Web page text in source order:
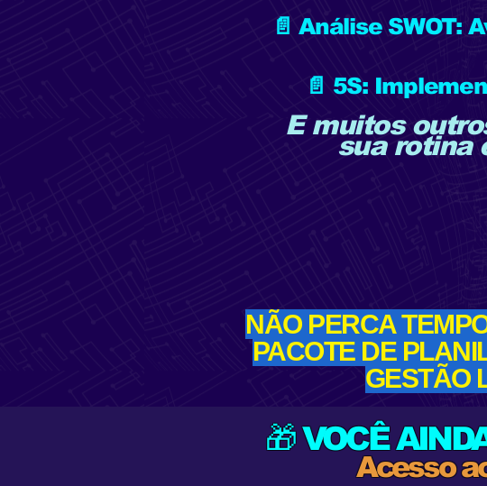
📄 Análise SWOT:
📄 5S:
E muitos
sua rotina
NÃO PERCA
PACOTE DE
GESTÃO
🎁 VOCÊ
Acesso